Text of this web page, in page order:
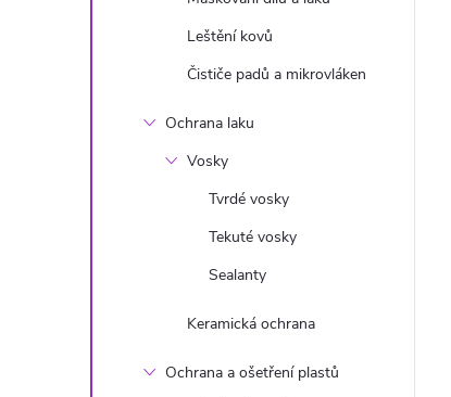
Leštění kovů
Čističe padů a mikrovláken
Ochrana laku
Vosky
Tvrdé vosky
Tekuté vosky
Sealanty
Keramická ochrana
Ochrana a ošetření plastů